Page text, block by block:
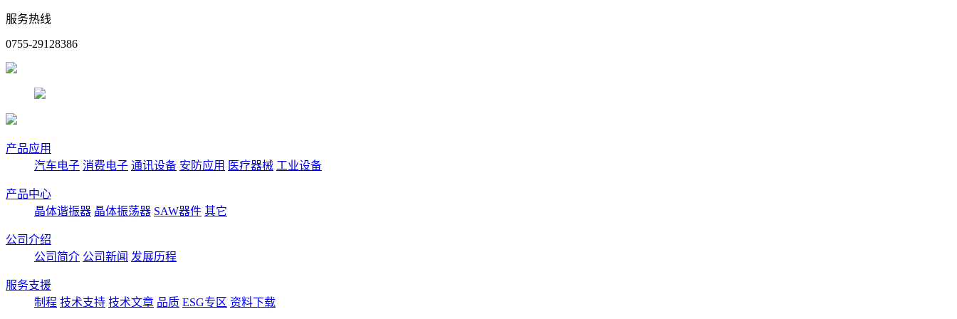
服务热线
0755-29128386
产品应用
汽车电子 消费电子 通讯设备 安防应用 医疗器械 工业设备
产品中心
晶体谐振器 晶体振荡器 SAW器件 其它
公司介绍
公司简介 公司新闻 发展历程
服务支援
制程 技术支持 技术文章 品质 ESG专区 资料下载